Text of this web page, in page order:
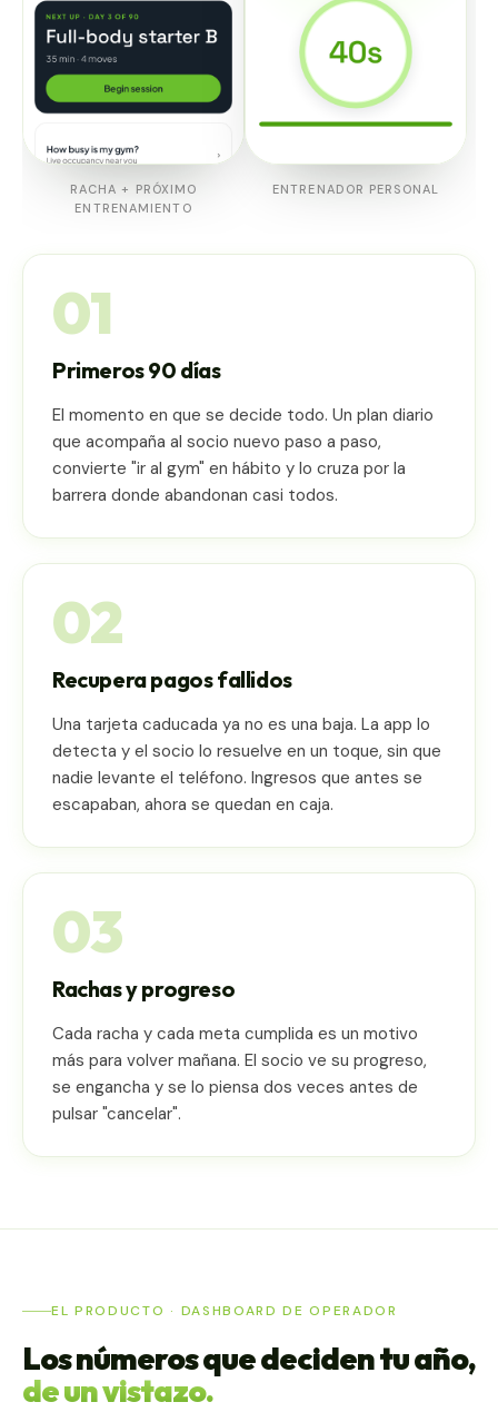
RACHA + PRÓXIMO
ENTRENAMIENTO
ENTRENADOR PERSONAL
01
Primeros 90 días
El momento en que se decide todo. Un plan diario
que acompaña al socio nuevo paso a paso,
convierte "ir al gym" en hábito y lo cruza por la
barrera donde abandonan casi todos.
02
Recupera pagos fallidos
Una tarjeta caducada ya no es una baja. La app lo
detecta y el socio lo resuelve en un toque, sin que
nadie levante el teléfono. Ingresos que antes se
escapaban, ahora se quedan en caja.
03
Rachas y progreso
Cada racha y cada meta cumplida es un motivo
más para volver mañana. El socio ve su progreso,
se engancha y se lo piensa dos veces antes de
pulsar "cancelar".
EL PRODUCTO · DASHBOARD DE OPERADOR
Los números que deciden tu año,
de un vistazo.